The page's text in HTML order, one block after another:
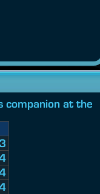
companion at the